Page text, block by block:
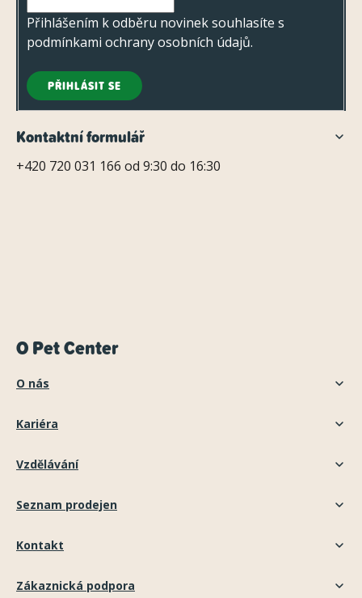
Přihlášením k odběru novinek souhlasíte s
podmínkami ochrany osobních údajů.
PŘIHLÁSIT SE
Kontaktní formulář
+420 720 031 166 od 9:30 do 16:30
O Pet Center
O nás
Kariéra
Vzdělávání
Seznam prodejen
Kontakt
Zákaznická podpora